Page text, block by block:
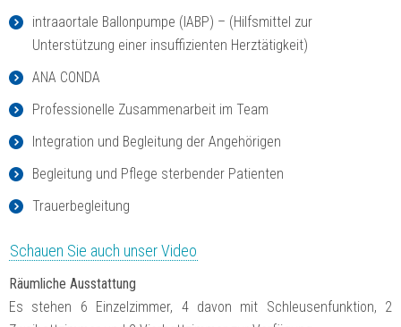
intraaortale Ballonpumpe (IABP) – (Hilfsmittel zur
Unterstützung einer insuffizienten Herztätigkeit)
ANA CONDA
Professionelle Zusammenarbeit im Team
Integration und Begleitung der Angehörigen
Begleitung und Pflege sterbender Patienten
Trauerbegleitung
Schauen Sie auch unser Video
Räumliche Ausstattung
Es stehen 6 Einzelzimmer, 4 davon mit Schleusenfunktion, 2